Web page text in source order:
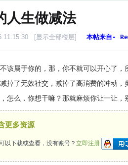
人生做减法
11:15:30 [显示全部楼层] 本帖来自-
该属于你的，那，你不就可以开心了
掉了无效社交，减掉了高消费的冲动
怎么，你想干嘛？那就麻烦你让一让，
更多资源
以下载或查看，没有账号？ 立即注册